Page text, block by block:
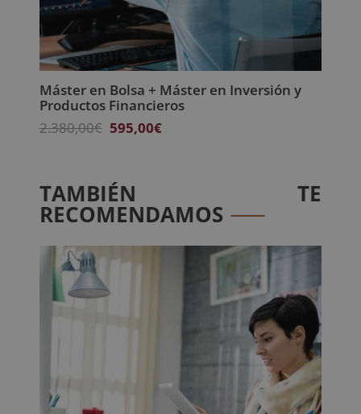
Máster en Bolsa + Máster en Inversión y
Productos Financieros
2.380,00€ El
era:
2.380,00€.
595,00€El
TAMBIÉN TE
RECOMENDAMOS